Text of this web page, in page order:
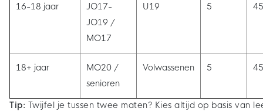
16-18 jaar
JO17-
JO19 /
MO17
U19 5
18+ jaar
MO20 /
senioren
Volwassenen 5
Tip: Twijfel je tussen twee maten? Kies altijd op basis van